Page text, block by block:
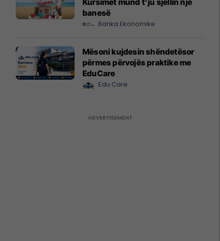
Kursimet mund t’ju sjellin një
banesë
Banka Ekonomike
Mësoni kujdesin shëndetësor
përmes përvojës praktike me
EduCare
Edu Care